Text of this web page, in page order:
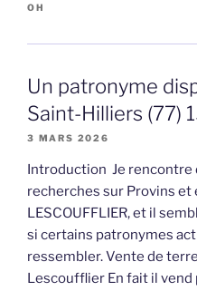
OH
Un patronyme
Saint-Hilliers (77)
3 MARS 2026
Introduction Je rencontre
recherches sur Provins et
LESCOUFFLIER, et il
si certains patronymes
ressembler. Vente de
Lescoufflier En fait il vend